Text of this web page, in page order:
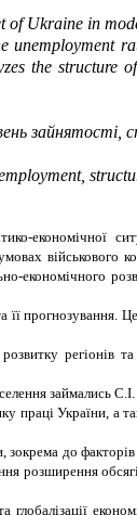
Ukraine in
the structure
економічної
економічного
регіонів
займались
України, а
до
розширення